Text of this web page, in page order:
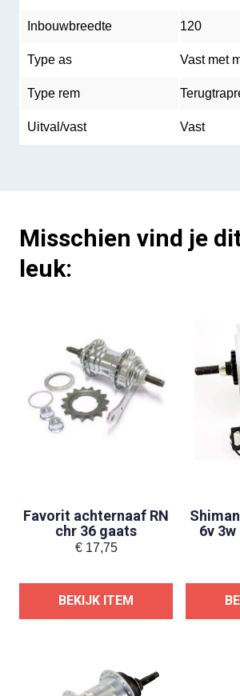
Inbouwbreedte 120
Type as Vast met
Type rem
Uitval/vast Vast
Misschien vind je
leuk:
Favorit achternaaf RN
chr 36 gaats
€17,75
BEKIJK ITEM
6v 3w